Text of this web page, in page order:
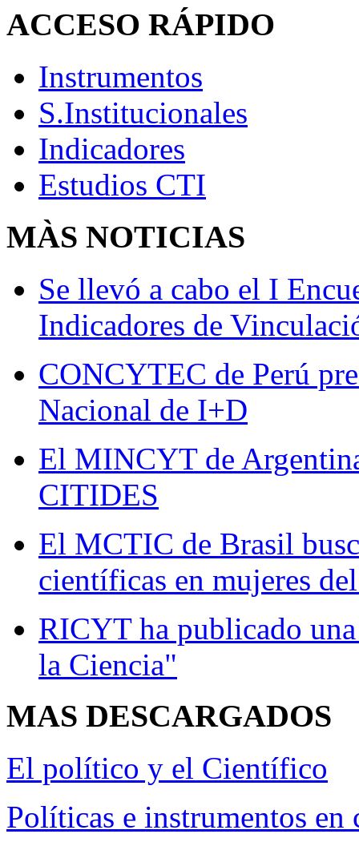
ACCESO RÁPIDO
Instrumentos
S.Institucionales
Indicadores
Estudios CTI
MÀS NOTICIAS
Se llevó a cabo el I
Indicadores de
CONCYTEC de Perú
Nacional de I+D
El MINCYT de
CITIDES
El MCTIC de Brasil
científicas en mujeres
RICYT ha publicado
la Ciencia"
MAS DESCARGADOS
El político y el Científico
Políticas e instrumentos